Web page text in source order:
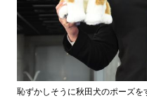
恥ずかしそうに秋田犬のポーズ